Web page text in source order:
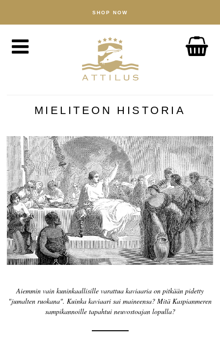
Kala
Tarvikkeet
Attiluksen tapa toimia
Tuotteemme
Laatutakuu
Kestävä kehitys
UUTISIA
TUTUSTU
Kaviaarin historia
Maisteluopas
Kaviaarin luokittelu
Sertifiointi
MIELITEON HISTORIA
Aiemmin vain kuninkaallisille varattua kaviaaria on pitkään pidetty
"jumalten ruokana". Kuinka kaviaari sai maineensa? Mitä Kaspianmeren
sampikannoille tapahtui neuvostoajan lopulla?
SHOP NOW